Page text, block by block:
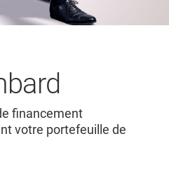
financement
votre portefeuille de